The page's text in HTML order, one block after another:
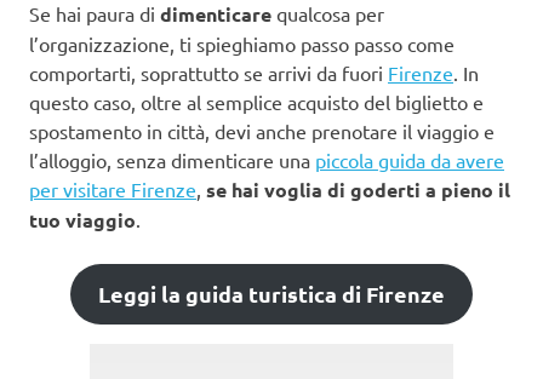
Se hai paura di dimenticare qualcosa per
l’organizzazione, ti spieghiamo passo passo come
comportarti, soprattutto se arrivi da fuori Firenze. In
questo caso, oltre al semplice acquisto del biglietto e
spostamento in città, devi anche prenotare il viaggio e
l’alloggio, senza dimenticare una piccola guida da avere
per visitare Firenze, se hai voglia di goderti a pieno il
tuo viaggio.
Leggi la guida turistica di Firenze